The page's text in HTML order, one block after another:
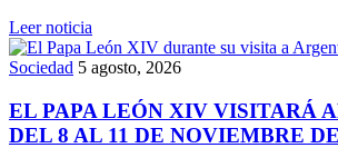
Leer noticia
Sociedad 5 agosto, 2026
EL PAPA LEÓN XIV VISITARÁ
DEL 8 AL 11 DE NOVIEMBRE